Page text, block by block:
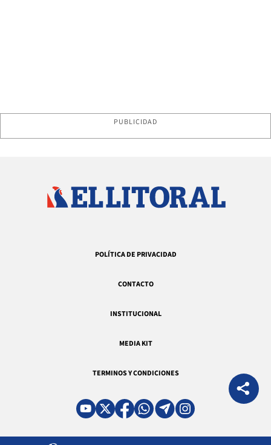
PUBLICIDAD
POLÍTICA DE PRIVACIDAD
CONTACTO
INSTITUCIONAL
MEDIA KIT
TERMINOS Y CONDICIONES